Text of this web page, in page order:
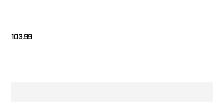
103.99